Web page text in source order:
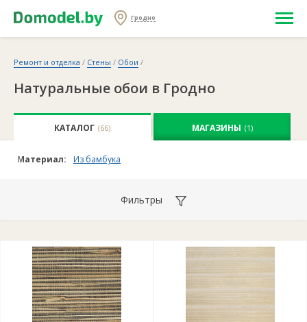
Гродно
Ремонт и отделка / Стены / Обои /
Натуральные обои в Гродно
КАТАЛОГ (66) МАГАЗИНЫ (1)
Материал: Из бамбука
Фильтры